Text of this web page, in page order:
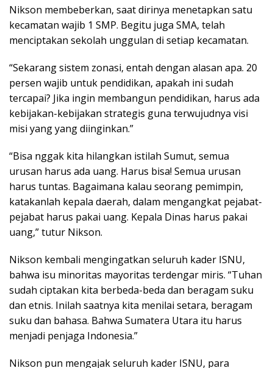
Nikson membeberkan, saat dirinya menetapkan satu
kecamatan wajib 1 SMP. Begitu juga SMA, telah
menciptakan sekolah unggulan di setiap kecamatan.
“Sekarang sistem zonasi, entah dengan alasan apa. 20
persen wajib untuk pendidikan, apakah ini sudah
tercapai? Jika ingin membangun pendidikan, harus ada
kebijakan-kebijakan strategis guna terwujudnya visi
misi yang yang diinginkan.”
“Bisa nggak kita hilangkan istilah Sumut, semua
urusan harus ada uang. Harus bisa! Semua urusan
harus tuntas. Bagaimana kalau seorang pemimpin,
katakanlah kepala daerah, dalam mengangkat pejabat-
pejabat harus pakai uang. Kepala Dinas harus pakai
uang,” tutur Nikson.
Nikson kembali mengingatkan seluruh kader ISNU,
bahwa isu minoritas mayoritas terdengar miris. “Tuhan
sudah ciptakan kita berbeda-beda dan beragam suku
dan etnis. Inilah saatnya kita menilai setara, beragam
suku dan bahasa. Bahwa Sumatera Utara itu harus
menjadi penjaga Indonesia.”
Nikson pun mengajak seluruh kader ISNU, para